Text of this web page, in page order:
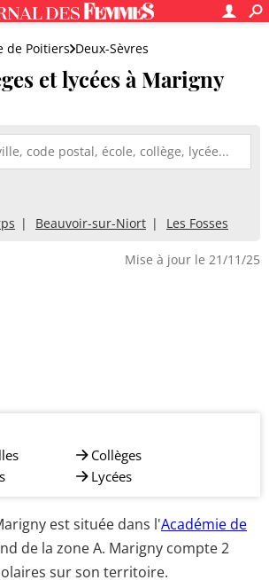
de Poitiers Deux-Sèvres
et lycées à Marigny
Beauvoir-sur-Niort Les Fosses
Mise à jour le 21/11/25
Collèges
Lycées
est située dans l'Académie de
de la zone A. Marigny compte 2
sur son territoire.